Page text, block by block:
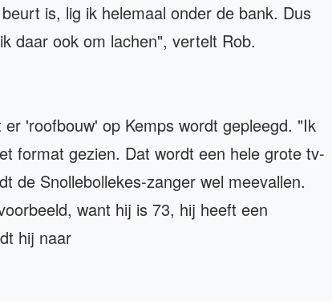
is, lig ik helemaal onder de bank. Dus
daar ook om lachen", vertelt Rob.
'roofbouw' op Kemps wordt gepleegd. "Ik
format gezien. Dat wordt een hele grote tv-
de Snollebollekes-zanger wel meevallen.
want hij is 73, hij heeft een
hij naar